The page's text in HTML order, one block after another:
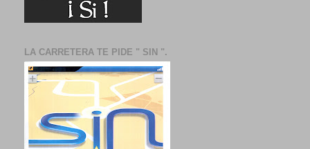
LA CARRETERA TE PIDE " SIN ".